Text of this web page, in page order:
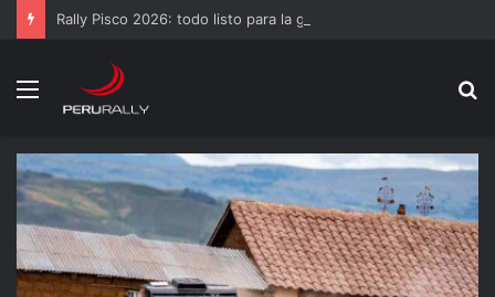
Rally Pisco 2026: todo listo para la gran final del RallyACP
Menú